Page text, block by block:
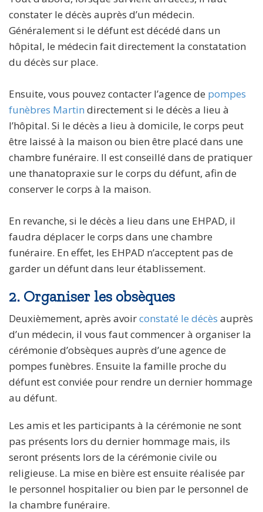
constater le décès auprès d’un médecin.
Généralement si le défunt est décédé dans un
hôpital, le médecin fait directement la constatation
du décès sur place.
Ensuite, vous pouvez contacter l’agence de pompes
funèbres Martin directement si le décès a lieu à
l’hôpital. Si le décès a lieu à domicile, le corps peut
être laissé à la maison ou bien être placé dans une
chambre funéraire. Il est conseillé dans de pratiquer
une thanatopraxie sur le corps du défunt, afin de
conserver le corps à la maison.
En revanche, si le décès a lieu dans une EHPAD, il
faudra déplacer le corps dans une chambre
funéraire. En effet, les EHPAD n’acceptent pas de
garder un défunt dans leur établissement.
2. Organiser les obsèques
Deuxièmement, après avoirconstaté le décès auprès
d’un médecin, il vous faut commencer à organiser la
cérémonie d’obsèques auprès d’une agence de
pompes funèbres. Ensuite la famille proche du
défunt est conviée pour rendre un dernier hommage
au défunt.
Les amis et les participants à la cérémonie ne sont
pas présents lors du dernier hommage mais, ils
seront présents lors de la cérémonie civile ou
religieuse. La mise en bière est ensuite réalisée par
le personnel hospitalier ou bien par le personnel de
la chambre funéraire.